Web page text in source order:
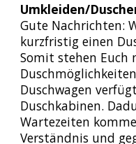
Umkleiden/
Gute Nachrichten:
kurzfristig einen
Somit stehen Euch
Duschwagen
Duschkabinen.
Wartezeiten
Verständnis und